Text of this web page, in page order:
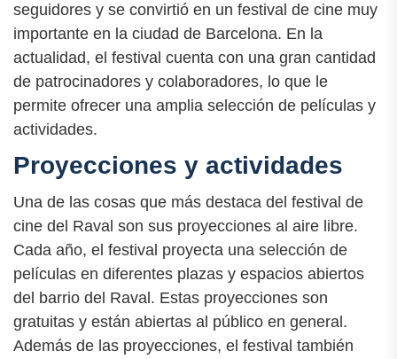
seguidores y se convirtió en un festival de cine muy
importante en la ciudad de Barcelona. En la
actualidad, el festival cuenta con una gran cantidad
de patrocinadores y colaboradores, lo que le
permite ofrecer una amplia selección de películas y
actividades.
Proyecciones y actividades
Una de las cosas que más destaca del festival de
cine del Raval son sus proyecciones al aire libre.
Cada año, el festival proyecta una selección de
películas en diferentes plazas y espacios abiertos
del barrio del Raval. Estas proyecciones son
gratuitas y están abiertas al público en general.
Además de las proyecciones, el festival también